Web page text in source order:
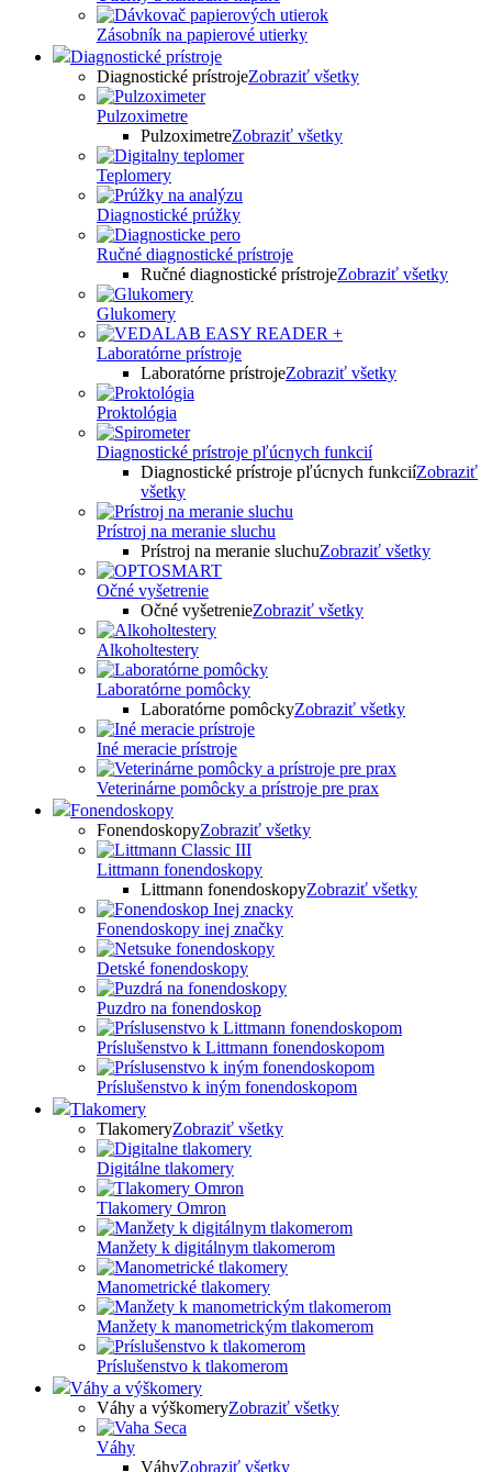
Zásobník na papierové utierky
Diagnostické prístroje
Diagnostické prístrojeZobraziť všetky
Pulzoximetre
PulzoximetreZobraziť všetky
Teplomery
Diagnostické prúžky
Ručné diagnostické prístroje
Ručné diagnostické prístrojeZobraziť všetky
Glukomery
Laboratórne prístroje
Laboratórne prístrojeZobraziť všetky
Proktológia
Diagnostické prístroje pľúcnych funkcií
Diagnostické prístroje pľúcnych funkciíZobraziť
všetky
Prístroj na meranie sluchu
Prístroj na meranie sluchuZobraziť všetky
Očné vyšetrenie
Očné vyšetrenieZobraziť všetky
Alkoholtestery
Laboratórne pomôcky
Laboratórne pomôckyZobraziť všetky
Iné meracie prístroje
Veterinárne pomôcky a prístroje pre prax
Fonendoskopy
FonendoskopyZobraziť všetky
Littmann fonendoskopy
Littmann fonendoskopyZobraziť všetky
Fonendoskopy inej značky
Detské fonendoskopy
Puzdro na fonendoskop
Príslušenstvo k Littmann fonendoskopom
Príslušenstvo k iným fonendoskopom
Tlakomery
TlakomeryZobraziť všetky
Digitálne tlakomery
Tlakomery Omron
Manžety k digitálnym tlakomerom
Manometrické tlakomery
Manžety k manometrickým tlakomerom
Príslušenstvo k tlakomerom
Váhy a výškomery
Váhy a výškomeryZobraziť všetky
Váhy
VáhyZobraziť všetky